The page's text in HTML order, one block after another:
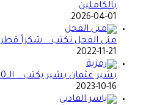
بالكاملين
2026-04-01
منى الفحل تكتب… شكراً قطر
2022-11-21
بشير عثمان بشير يكتب… الــ50 بإحساس 30 !!
2023-10-16